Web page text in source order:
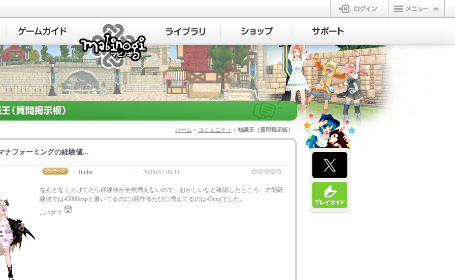
ログイン
マビノギ
ホーム > コミュニティ > 知識王（質問掲示板）
ナフォーミングの経験値...
fuuka 26/06/02 09:11
なんとなく上げてたら経験値が全然増えないので、おかしいなと確認したところ、才能経
験値では45000expと書いてるのに1回作るたびに増えてるのは45expでした。
...バグ？